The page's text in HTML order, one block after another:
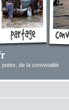
de la convivialité